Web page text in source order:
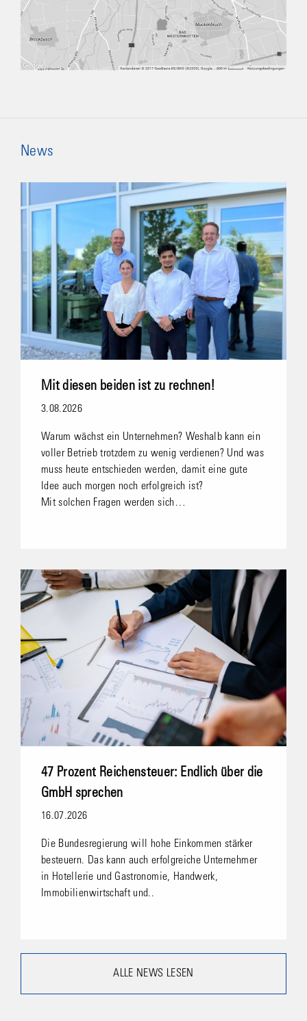
News
Mit diesen beiden ist zu rechnen!
3.08.2026
Warum wächst ein Unternehmen? Weshalb kann ein
voller Betrieb trotzdem zu wenig verdienen? Und was
muss heute entschieden werden, damit eine gute
Idee auch morgen noch erfolgreich ist?
Mit solchen Fragen werden sich…
47 Prozent Reichensteuer: Endlich über die
GmbH sprechen
16.07.2026
Die Bundesregierung will hohe Einkommen stärker
besteuern. Das kann auch erfolgreiche Unternehmer
in Hotellerie und Gastronomie, Handwerk,
Immobilienwirtschaft und..
ALLE NEWS LESEN